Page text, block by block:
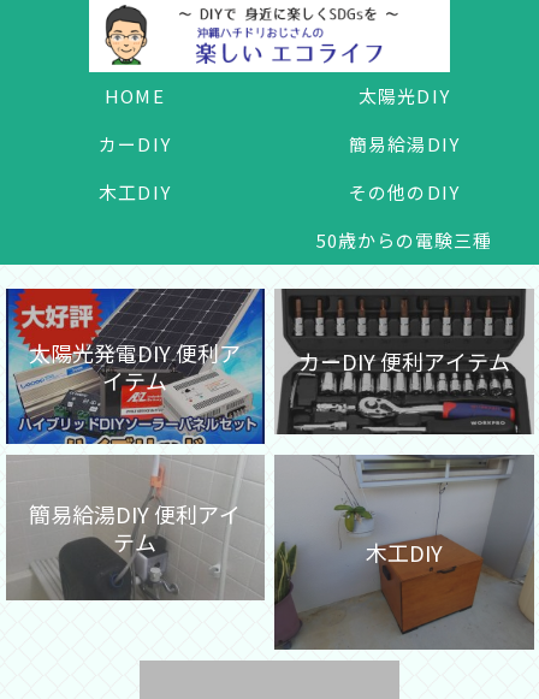
HOME
太陽光DIY
カーDIY
簡易給湯DIY
木工DIY
その他のDIY
50歳からの電験三種
太陽光発電DIY 便利ア
イテム
カーDIY 便利アイテム
簡易給湯DIY 便利アイ
テム
木工DIY